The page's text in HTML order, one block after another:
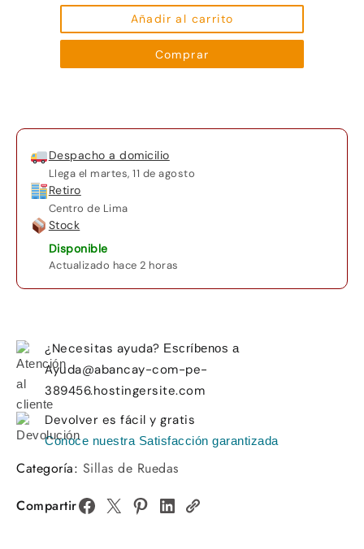
metal
cromado
importada
Añadir al carrito
Comprar
Despacho a domicilio
Llega el martes, 11 de agosto
Retiro
Centro de Lima
Stock
Disponible
Actualizado hace 2 horas
¿Necesitas ayuda? Escríbenos a
Ayuda@abancay-com-pe-
389456.hostingersite.com
Devolver es fácil y gratis
Conoce nuestra Satisfacción garantizada
Categoría: Sillas de Ruedas
Compartir